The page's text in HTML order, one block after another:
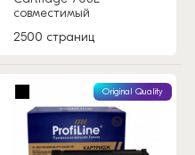
совместимый
2500 страниц
Original Quality